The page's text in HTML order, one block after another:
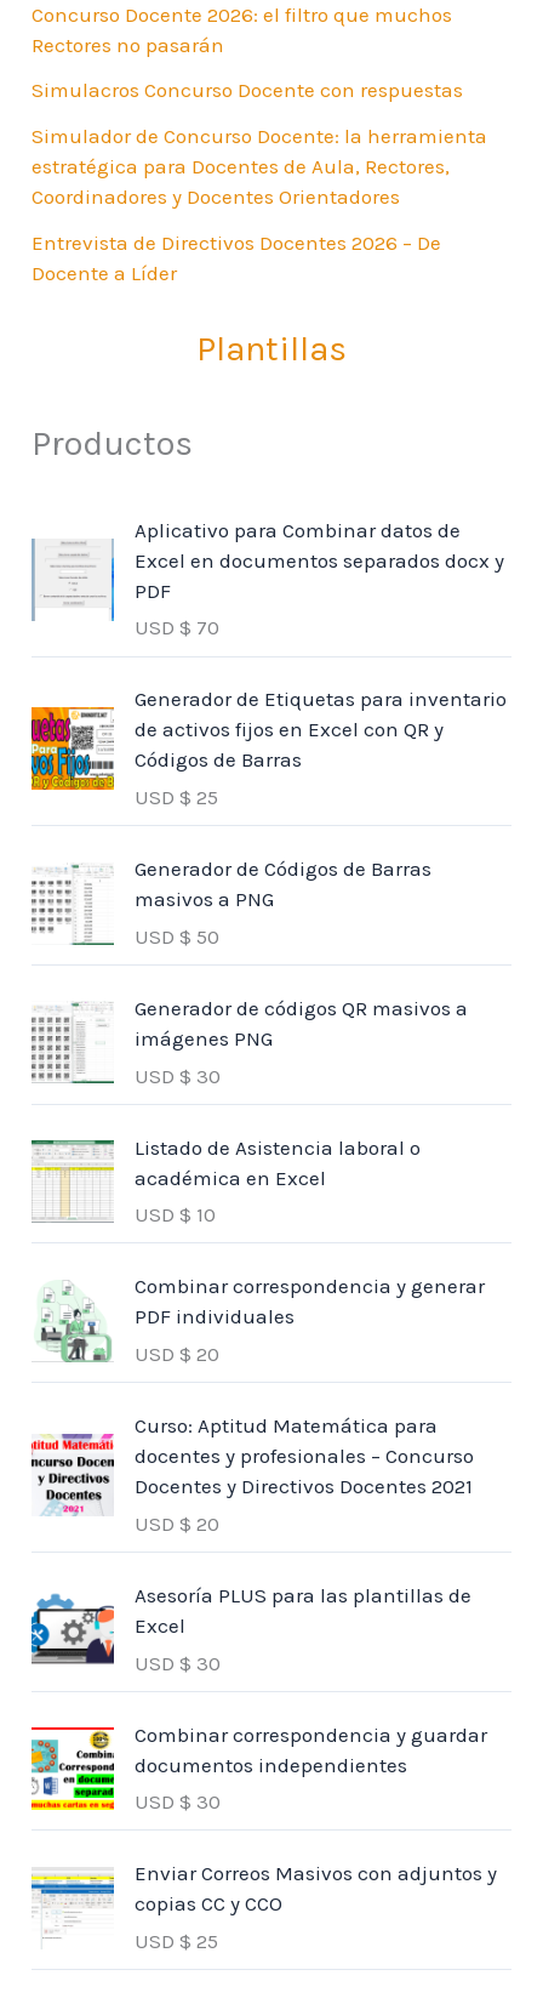
Concurso Docente 2026: el filtro que muchos
Rectores no pasarán
Simulacros Concurso Docente con respuestas
Simulador de Concurso Docente: la herramienta
estratégica para Docentes de Aula, Rectores,
Coordinadores y Docentes Orientadores
Entrevista de Directivos Docentes 2026 – De
Docente a Líder
Plantillas
Productos
Aplicativo para Combinar datos de
Excel en documentos separados docx y
PDF
USD $ 70
Generador de Etiquetas para inventario
de activos fijos en Excel con QR y
Códigos de Barras
USD $ 25
Generador de Códigos de Barras
masivos a PNG
USD $ 50
Generador de códigos QR masivos a
imágenes PNG
USD $ 30
Listado de Asistencia laboral o
académica en Excel
USD $ 10
Combinar correspondencia y generar
PDF individuales
USD $ 20
Curso: Aptitud Matemática para
docentes y profesionales – Concurso
Docentes y Directivos Docentes 2021
USD $ 20
Asesoría PLUS para las plantillas de
Excel
USD $ 30
Combinar correspondencia y guardar
documentos independientes
USD $ 30
Enviar Correos Masivos con adjuntos y
copias CC y CCO
USD $ 25